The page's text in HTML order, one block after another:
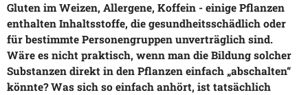
Gluten im Weizen, Allergene, Koffein - einige Pflanzen
enthalten Inhaltsstoffe, die gesundheitsschädlich oder
für bestimmte Personengruppen unverträglich sind.
Wäre es nicht praktisch, wenn man die Bildung solcher
Substanzen direkt in den Pflanzen einfach „abschalten“
könnte? Was sich so einfach anhört, ist tatsächlich